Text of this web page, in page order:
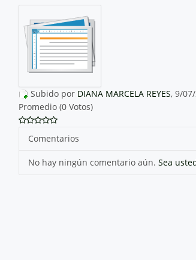
Subido por DIANA MARCELA REYES, 9/
Promedio (0 Votos)
Comentarios
No hay ningún comentario aún. Sea